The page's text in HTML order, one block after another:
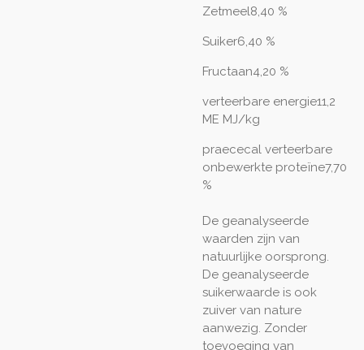
Zetmeel8,40 %
Suiker6,40 %
Fructaan4,20 %
verteerbare energie11,2
ME MJ/kg
praececal verteerbare
onbewerkte proteïne7,70
%
De geanalyseerde
waarden zijn van
natuurlijke oorsprong.
De geanalyseerde
suikerwaarde is ook
zuiver van nature
aanwezig. Zonder
toevoeging van